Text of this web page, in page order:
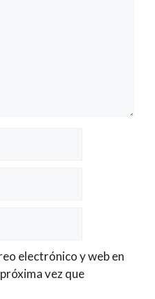
electrónico y web en
vez que